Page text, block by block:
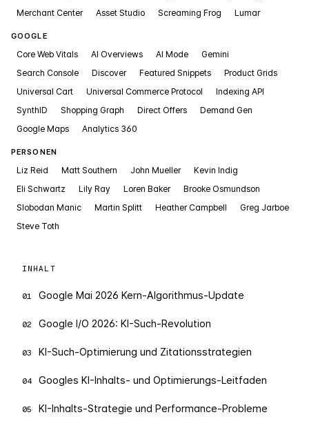
Merchant Center
Asset Studio Screaming Frog Lumar
GOOGLE
Core Web Vitals AI Overviews AI Mode
Gemini
Search Console
Discover Featured Snippets
Product Grids
Universal Cart
Universal Commerce Protocol
Indexing API
SynthID
Shopping Graph Direct Offers
Demand Gen
Google Maps
Analytics 360
PERSONEN
Liz Reid Matt Southern John Mueller
Kevin Indig
Eli Schwartz
Lily Ray Loren Baker
Brooke Osmundson
Slobodan Manic
Martin Splitt Heather Campbell
Greg Jarboe
Steve Toth
INHALT
01 Google Mai 2026 Kern-Algorithmus-Update
02 Google I/O 2026: KI-Such-Revolution
03 KI-Such-Optimierung und Zitationsstrategien
04 Googles KI-Inhalts- und Optimierungs-Leitfaden
05 KI-Inhalts-Strategie und Performance-Probleme